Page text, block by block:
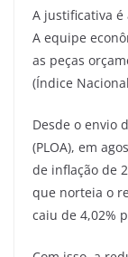
A justificativa é
A equipe
as peças
(Índice
Desde o envio
(PLOA), em
de inflação de
que norteia o
caiu de 4,02%